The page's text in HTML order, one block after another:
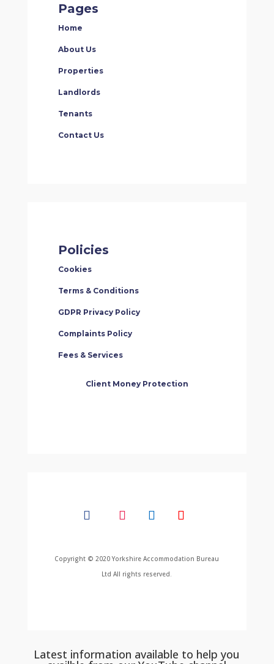
Pages
Home
About Us
Properties
Landlords
Tenants
Contact Us
Policies
Cookies
Terms & Conditions
GDPR Privacy Policy
Complaints Policy
Fees & Services
Client Money Protection
Copyright © 2020 Yorkshire Accommodation Bureau
Ltd All rights reserved.
Latest information available to help you